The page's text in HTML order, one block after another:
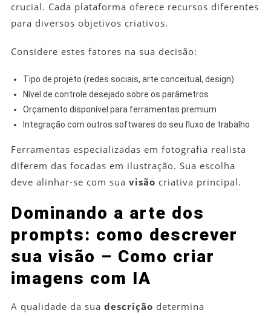
crucial. Cada plataforma oferece recursos diferentes
para diversos objetivos criativos.
Considere estes fatores na sua decisão:
Tipo de projeto (redes sociais, arte conceitual, design)
Nível de controle desejado sobre os parâmetros
Orçamento disponível para ferramentas premium
Integração com outros softwares do seu fluxo de trabalho
Ferramentas especializadas em fotografia realista
diferem das focadas em ilustração. Sua escolha
deve alinhar-se com sua visão criativa principal.
Dominando a arte dos
prompts: como descrever
sua visão – Como criar
imagens com IA
A qualidade da sua descrição determina